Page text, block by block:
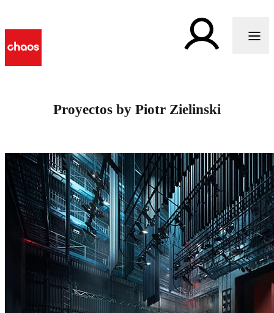
Proyectos by Piotr Zielinski